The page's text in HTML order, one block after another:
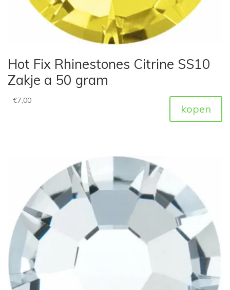
Hot Fix Rhinestones Citrine SS10
Zakje a 50 gram
€7,00
kopen